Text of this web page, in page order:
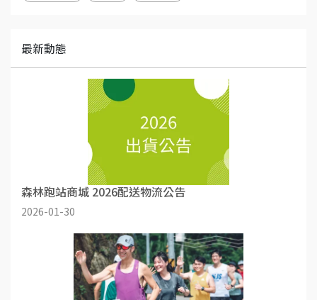
最新動態
森林跑站商城 2026配送物流公告
2026-01-30